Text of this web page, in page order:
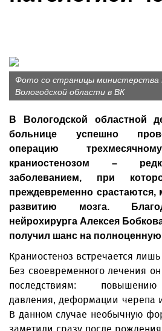
Фото со страницы министерства
Вологодской области в ВК
В Вологодской областной
больнице успешно
операцию
краниостенозом –
заболеванием, при
преждевременно
развитию мозга.
нейрохирурга Алексея
получил шанс на
Краниостеноз встречается
Без своевременного лечения
последствиям: повышению
давления, деформации черепа
В данном случае необычную